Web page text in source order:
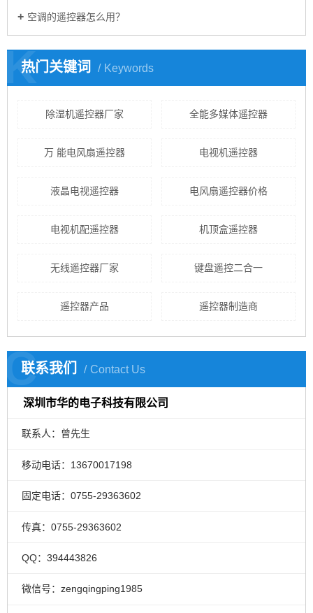
空调的遥控器怎么用？
热门关键词 Keywords
K
除湿机遥控器厂家 全能多媒体遥控器
万 能电风扇遥控器 电视机遥控器
液晶电视遥控器 电风扇遥控器价格
电视机配遥控器 机顶盒遥控器
无线遥控器厂家 键盘遥控二合一
遥控器产品 遥控器制造商
联系我们 Contact Us
C
深圳市华的电子科技有限公司
联系人：曾先生
移动电话：13670017198
固定电话：0755-29363602
传真：0755-29363602
QQ：394443826
微信号：zengqingping1985